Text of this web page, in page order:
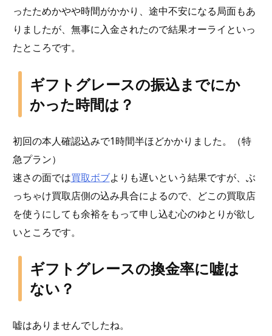
ったためかやや時間がかかり、途中不安になる局面もあ
りましたが、無事に入金されたので結果オーライといっ
たところです。
ギフトグレースの振込までにか
かった時間は？
初回の本人確認込みで1時間半ほどかかりました。（特
急プラン）
速さの面では買取ボブよりも遅いという結果ですが、ぶ
っちゃけ買取店側の込み具合によるので、どこの買取店
を使うにしても余裕をもって申し込む心のゆとりが欲し
いところです。
ギフトグレースの換金率に嘘は
ない？
嘘はありませんでしたね。